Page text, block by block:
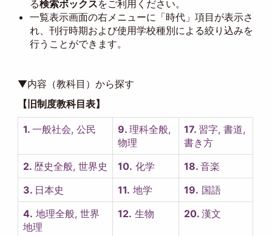
る検索ボックスをご利用ください。
一覧表示画面の右メニューに「時代」項目が表示さ
れ、刊行時期および使用学校種別による絞り込みを
行うことができます。
▼内容（教科目）から探す
【旧制度教科目表】
1.一般社会, 公民 9.理科全般,
物理
17. 習字, 書道,
書き方
2. 歴史全般, 世界史 10. 化学 18.音楽
3. 日本史 11. 地学 19. 国語
4. 地理全般, 世界
地理
12. 生物 20.漢文